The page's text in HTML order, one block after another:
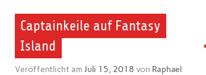
Captainkeile auf Fantasy
Island
Veröffentlicht am Juli 15, 2018 von Raphael